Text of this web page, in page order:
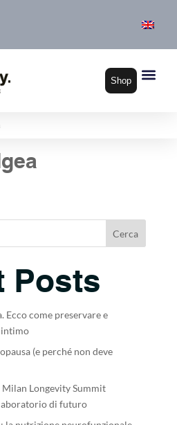
Shop
Cerca
Posts
Ecco come preservare e
intimo
(e perché non deve
Longevity Summit
di futuro